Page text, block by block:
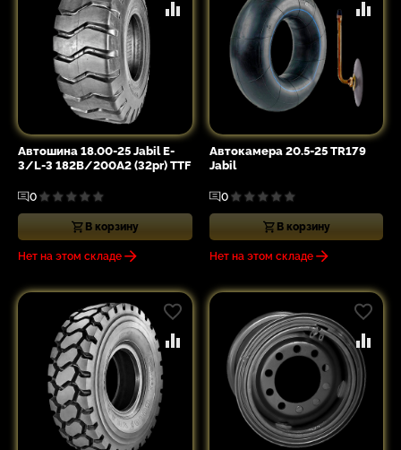
Автошина 18.00-25 Jabil E-
3/L-3 182B/200A2 (32pr) TTF
0
В корзину
Нет на этом складе
Автокамера 20.5-25 TR179
Jabil
0
В корзину
Нет на этом складе